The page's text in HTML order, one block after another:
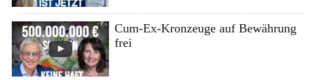
Cum-Ex-Kronzeuge auf Bewährung
frei